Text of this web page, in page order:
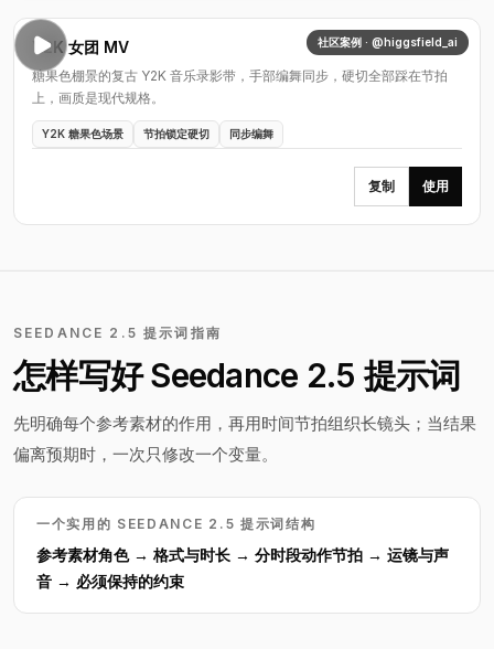
社区案例 · @higgsfield_ai
Y2K 女团 MV
糖果色棚景的复古 Y2K 音乐录影带，手部编舞同步，硬切全部踩在节拍
上，画质是现代规格。
Y2K 糖果色场景 节拍锁定硬切 同步编舞
复制 使用
SEEDANCE 2.5 提示词指南
怎样写好 Seedance 2.5 提示词
先明确每个参考素材的作用，再用时间节拍组织长镜头；当结果
偏离预期时，一次只修改一个变量。
一个实用的 SEEDANCE 2.5 提示词结构
参考素材角色 → 格式与时长 → 分时段动作节拍 → 运镜与声
音 → 必须保持的约束